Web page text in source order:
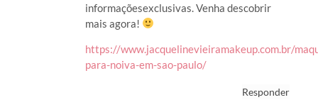
informaçõesexclusivas. Venha descobrir
mais agora!
https://www.jacquelinevieiramakeup.com.br/
para-noiva-em-sao-paulo/
Responder